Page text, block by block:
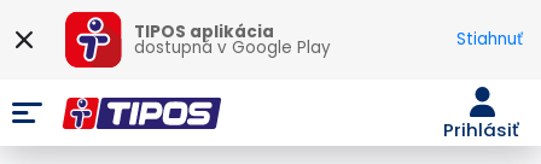
TIPOS aplikácia
dostupná vGoogle Play Stiahnuť
Prihlásiť